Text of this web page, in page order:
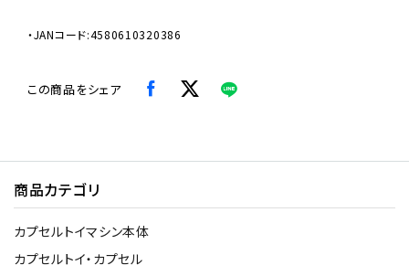
・JANコード:4580610320386
この商品をシェア
商品カテゴリ
カプセルトイマシン本体
カプセルトイ・カプセル